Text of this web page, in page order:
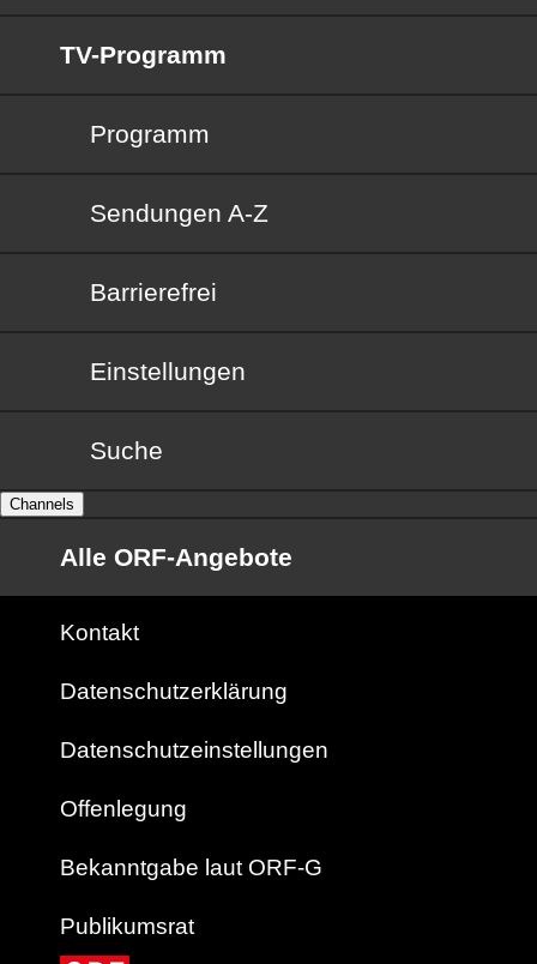
TV-Programm
Programm
Sendungen von A bis Z
Sendungen A-Z
Barrierefrei
Barrierefrei
Einstellungen
Suche
Channels
Alle ORF-Angebote
Kontakt
Datenschutzerklärung
Datenschutzeinstellungen
Offenlegung
Bekanntgabe laut ORF-G
Publikumsrat